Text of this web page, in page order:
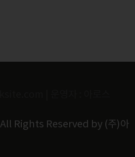
Rights Reserved by (주)아